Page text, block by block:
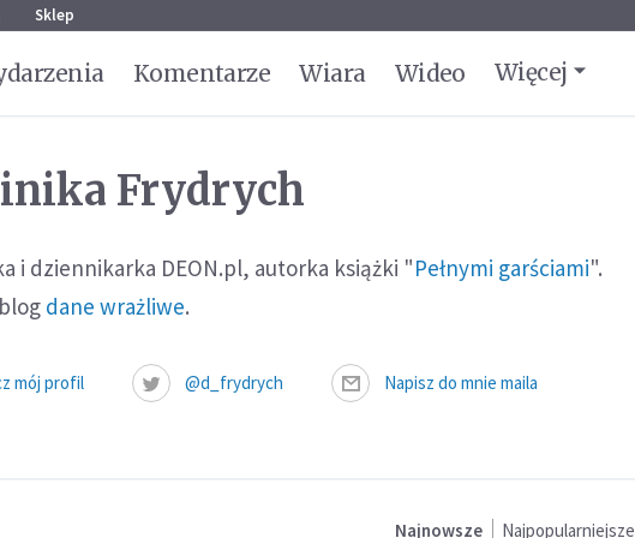
Sklep
Komentarze Wiara Wideo Więcej
Frydrych
i dziennikarka DEON.pl, autorka książki "Pełnymi garściami".
dane wrażliwe.
mój profil @d_frydrych Napisz do mnie maila
Najnowsze Najpopularniejsze